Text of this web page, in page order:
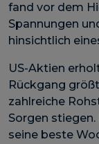
fand vor dem
Spannungen
hinsichtlich
US-Aktien
Rückgang
zahlreiche
Sorgen
seine beste